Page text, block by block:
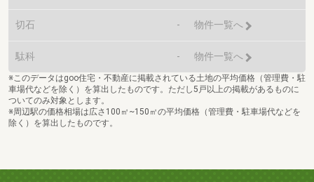
切石 - 物件一覧へ
駄科 - 物件一覧へ
※このデータはgoo住宅・不動産に掲載されている土地の平均価格（管理費・駐
車場代などを除く）を算出したものです。ただし5戸以上の掲載があるものに
ついてのみ対象とします。
※周辺駅の価格相場は広さ100㎡~150㎡の平均価格（管理費・駐車場代などを
除く）を算出したものです。